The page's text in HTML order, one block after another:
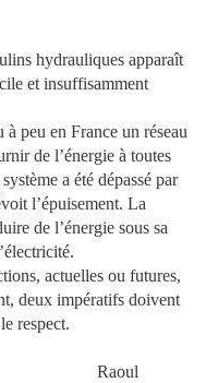
hydrauliques apparaît
et insuffisamment
à peu en France un réseau
de l’énergie à toutes
a été dépassé par
l’épuisement. La
de l’énergie sous sa
actuelles ou futures,
deux impératifs doivent
respect.
Raoul